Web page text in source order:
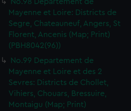
Mayenne et Loire: Districts de
Segre, Chateauneuf, Angers, St
Florent, Ancenis (Map; Print)
(PBH8042(96))
No.99 Departement de
Mayenne et Loire et des 2
Sevres: Districts de Chollet,
Vihiers, Chouars, Bressuire,
Montaigu (Map; Print)